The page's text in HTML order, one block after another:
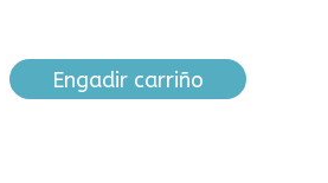
Engadir carriño